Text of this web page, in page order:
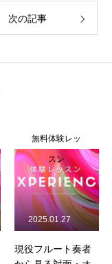
次の記事
無料体験レッ
スン
あざみ野でスイス
2025.05.12